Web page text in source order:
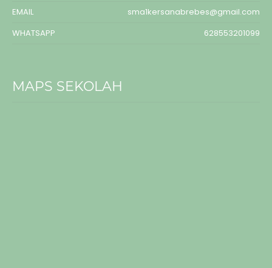
EMAIL
sma1kersanabrebes@gmail.com
WHATSAPP
628553201099
MAPS SEKOLAH